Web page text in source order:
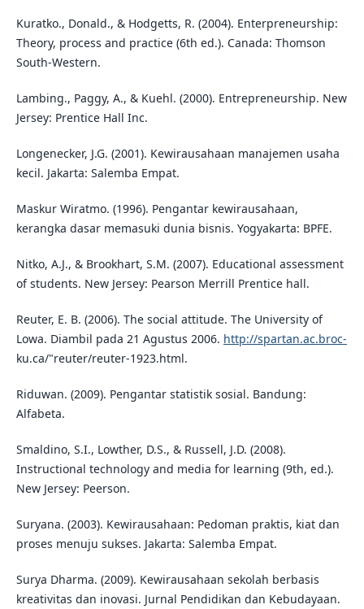
Kuratko., Donald., & Hodgetts, R. (2004). Enterpreneurship:
Theory, process and practice (6th ed.). Canada: Thomson
South-Western.
Lambing., Paggy, A., & Kuehl. (2000). Entrepreneurship. New
Jersey: Prentice Hall Inc.
Longenecker, J.G. (2001). Kewirausahaan manajemen usaha
kecil. Jakarta: Salemba Empat.
Maskur Wiratmo. (1996). Pengantar kewirausahaan,
kerangka dasar memasuki dunia bisnis. Yogyakarta: BPFE.
Nitko, A.J., & Brookhart, S.M. (2007). Educational assessment
of students. New Jersey: Pearson Merrill Prentice hall.
Reuter, E. B. (2006). The social attitude. The University of
Lowa. Diambil pada 21 Agustus 2006. http://spartan.ac.broc-
ku.ca/"reuter/reuter-1923.html.
Riduwan. (2009). Pengantar statistik sosial. Bandung:
Alfabeta.
Smaldino, S.I., Lowther, D.S., & Russell, J.D. (2008).
Instructional technology and media for learning (9th, ed.).
New Jersey: Peerson.
Suryana. (2003). Kewirausahaan: Pedoman praktis, kiat dan
proses menuju sukses. Jakarta: Salemba Empat.
Surya Dharma. (2009). Kewirausahaan sekolah berbasis
kreativitas dan inovasi. Jurnal Pendidikan dan Kebudayaan.